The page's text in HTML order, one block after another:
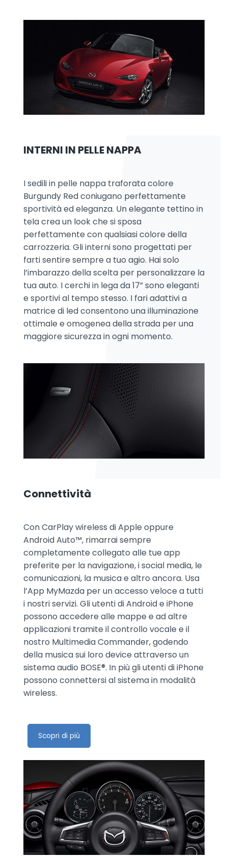
INTERNI IN PELLE NAPPA
I sedili in pelle nappa traforata colore
Burgundy Red coniugano perfettamente
sportività ed eleganza. Un elegante tettino in
tela crea un look che si sposa
perfettamente con qualsiasi colore della
carrozzeria. Gli interni sono progettati per
farti sentire sempre a tuo agio. Hai solo
l’imbarazzo della scelta per personalizzare la
tua auto. I cerchi in lega da 17” sono eleganti
e sportivi al tempo stesso. I fari adattivi a
matrice di led consentono una illuminazione
ottimale e omogenea della strada per una
maggiore sicurezza in ogni momento.
Connettività
Con CarPlay wireless di Apple oppure
Android Auto™, rimarrai sempre
completamente collegato alle tue app
preferite per la navigazione, i social media, le
comunicazioni, la musica e altro ancora. Usa
l’App MyMazda per un accesso veloce a tutti
i nostri servizi. Gli utenti di Android e iPhone
possono accedere alle mappe e ad altre
applicazioni tramite il controllo vocale e il
nostro Multimedia Commander, godendo
della musica sui loro device attraverso un
sistema audio BOSE®. In più gli utenti di iPhone
possono connettersi al sistema in modalità
wireless.
Scopri di più